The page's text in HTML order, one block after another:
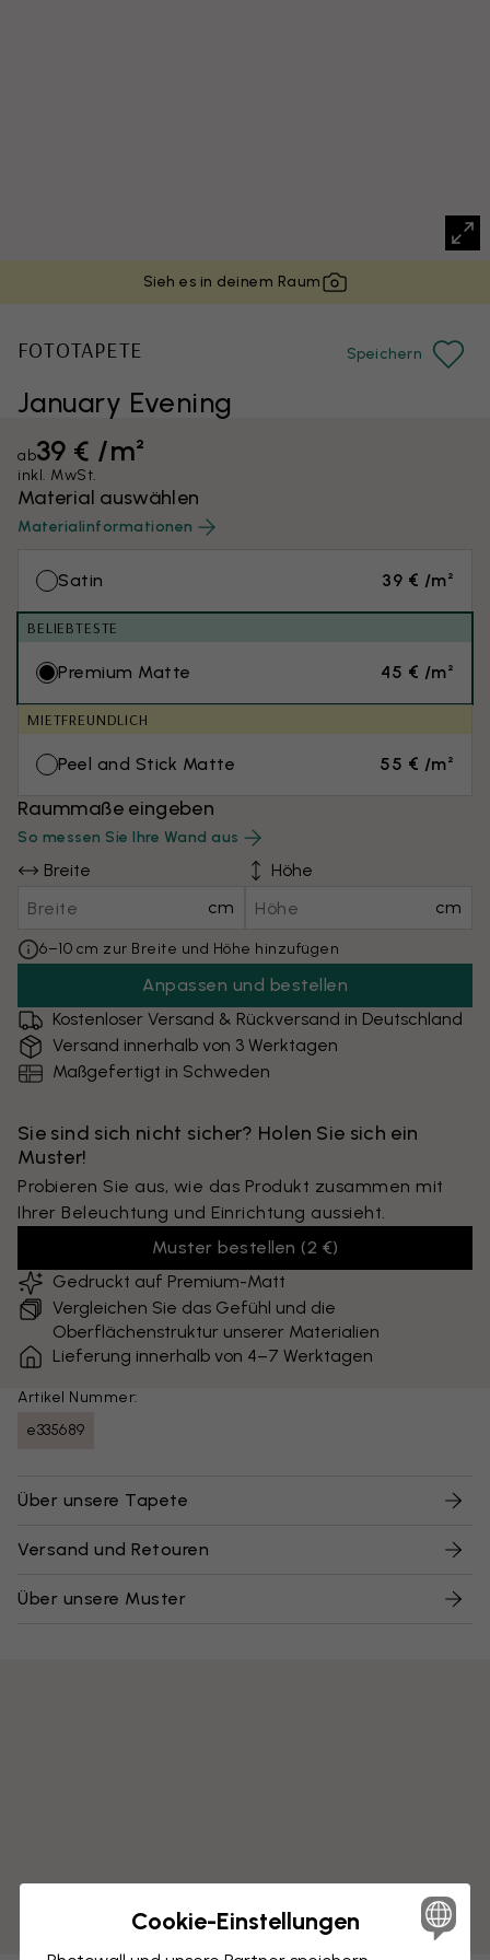
Sieh es in deinem Raum
January Evening
FOTOTAPETE Speichern
ab39 € /m²
inkl. MwSt.
Material auswählen
Materialinformationen
Satin 39 € /m²
BELIEBTESTE
Premium Matte 45 € /m²
MIETFREUNDLICH
Peel and Stick Matte 55 € /m²
Raummaße eingeben
So messen Sie Ihre Wand aus
Breite
cm
Höhe
cm
6–10 cm zur Breite und Höhe hinzufügen
Anpassen und bestellen
Kostenloser Versand & Rückversand in Deutschland
Versand innerhalb von 3 Werktagen
Maßgefertigt in Schweden
Sie sind sich nicht sicher? Holen Sie sich ein
Muster!
Probieren Sie aus, wie das Produkt zusammen mit
Ihrer Beleuchtung und Einrichtung aussieht.
Muster bestellen (2 €)
Gedruckt auf Premium-Matt
Vergleichen Sie das Gefühl und die
Oberflächenstruktur unserer Materialien
Lieferung innerhalb von 4–7 Werktagen
Artikel Nummer:
e335689
Über unsere Tapete
Versand und Retouren
Über unsere Muster
Cookie-Einstellungen